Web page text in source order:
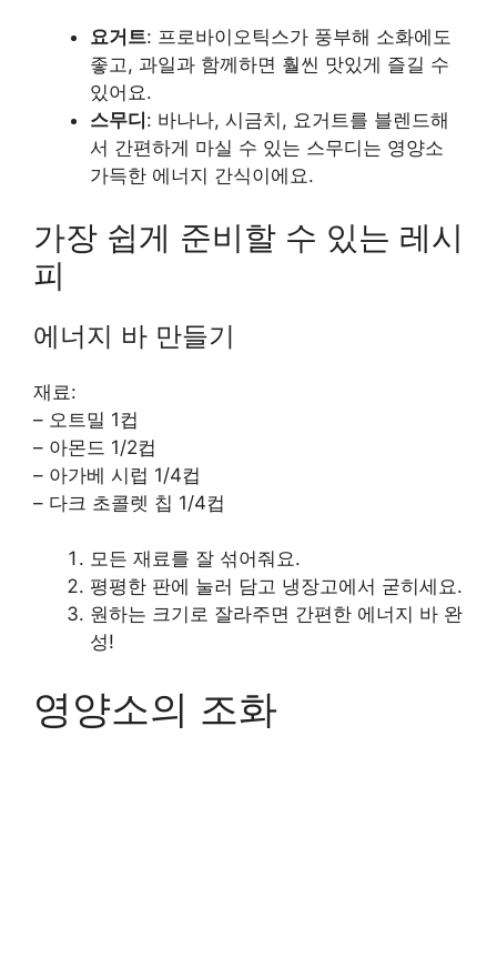
요거트: 프로바이오틱스가 풍부해 소화에도
좋고, 과일과 함께하면 훨씬 맛있게 즐길 수
있어요.
스무디 : 바나나, 시금치, 요거트를 블렌드해
서 간편하게 마실 수 있는 스무디는 영양소
가득한 에너지 간식이에요.
가장 쉽게 준비할 수 있는 레시
피
에너지 바 만들기
재료:
– 오트밀 1컵
– 아몬드 1/2컵
– 아가베 시럽 1/4컵
– 다크 초콜렛 칩 1/4컵
모든 재료를 잘 섞어줘요.
평평한 판에 눌러 담고 냉장고에서 굳히세요.
원하는 크기로 잘라주면 간편한 에너지 바 완
성!
영양소의 조화